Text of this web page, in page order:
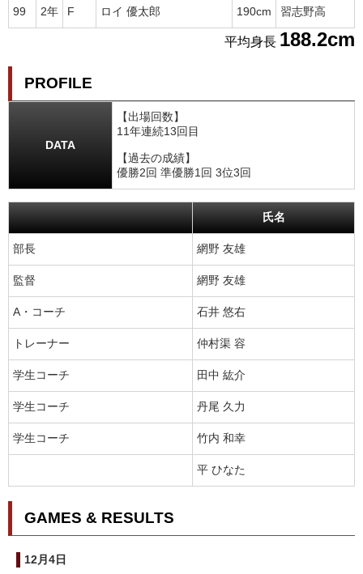
99 2年 F ロイ 優太郎 190cm 習志野高
平均身長 188.2cm
PROFILE
DATA
【出場回数】
11年連続13回目
【過去の成績】
優勝2回 準優勝1回 3位3回
氏名
部長 網野 友雄
監督 網野 友雄
A・コーチ 石井 悠右
トレーナー 仲村渠 容
学生コーチ 田中 紘介
学生コーチ 丹尾 久力
学生コーチ 竹内 和幸
平 ひなた
GAMES & RESULTS
12月4日